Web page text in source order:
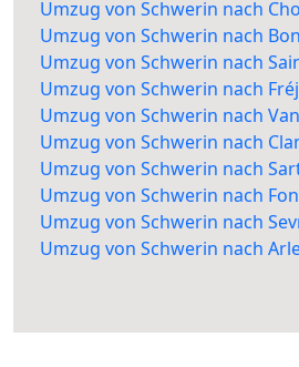
Umzug von Schwerin nach
Umzug von Schwerin nach
Umzug von Schwerin nach
Umzug von Schwerin nach
Umzug von Schwerin nach
Umzug von Schwerin nach
Umzug von Schwerin nach
Umzug von Schwerin nach
Umzug von Schwerin nach
Umzug von Schwerin nach